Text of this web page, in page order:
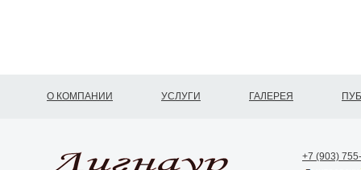
О КОМПАНИИ УСЛУГИ ГАЛЕРЕЯ
+7 (903)